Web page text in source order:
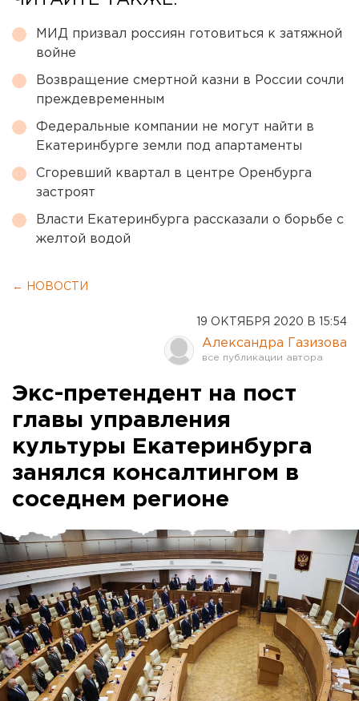
МИД призвал россиян готовиться к затяжной
войне
Возвращение смертной казни в России сочли
преждевременным
Федеральные компании не могут найти в
Екатеринбурге земли под апартаменты
Сгоревший квартал в центре Оренбурга
застроят
Власти Екатеринбурга рассказали о борьбе с
желтой водой
← НОВОСТИ
19 ОКТЯБРЯ 2020 В 15:54
Александра Газизова
Экс-претендент на пост
главы управления
культуры Екатеринбурга
занялся консалтингом в
соседнем регионе